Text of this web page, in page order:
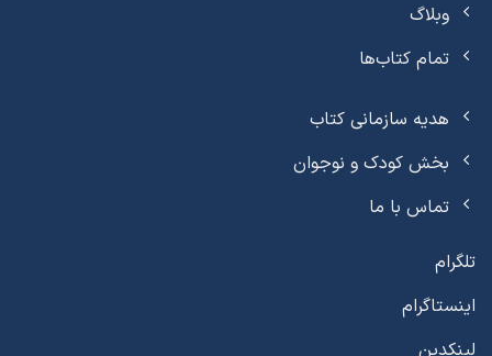
وبلاگ
تمام کتاب‌ها
هدیه سازمانی کتاب
بخش کودک و نوجوان
تماس با ما
تلگرام
اینستاگرام
لینکدین